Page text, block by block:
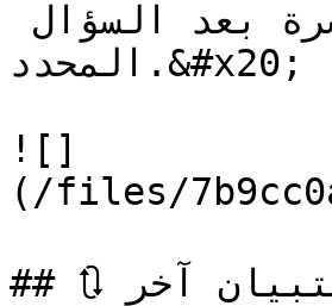
المحدد.&#x20;
![]
(/files/
## 🔃 نسخ سؤال من استبيان آخر